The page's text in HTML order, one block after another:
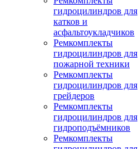
гидроцилиндров для
катков и
асфальтоукладчиков
Ремкомплекты
гидроцилиндров для
пожарной техники
Ремкомплекты
гидроцилиндров для
грейдеров
Ремкомплекты
гидроцилиндров для
гидроподъёмников
Ремкомплекты